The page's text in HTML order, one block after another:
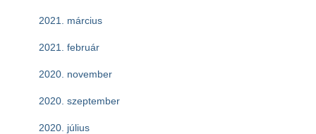
2021. március
2021. február
2020. november
2020. szeptember
2020. július